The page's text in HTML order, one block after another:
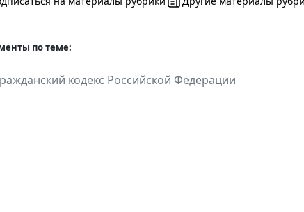
по теме:
кодекс Российской Федерации